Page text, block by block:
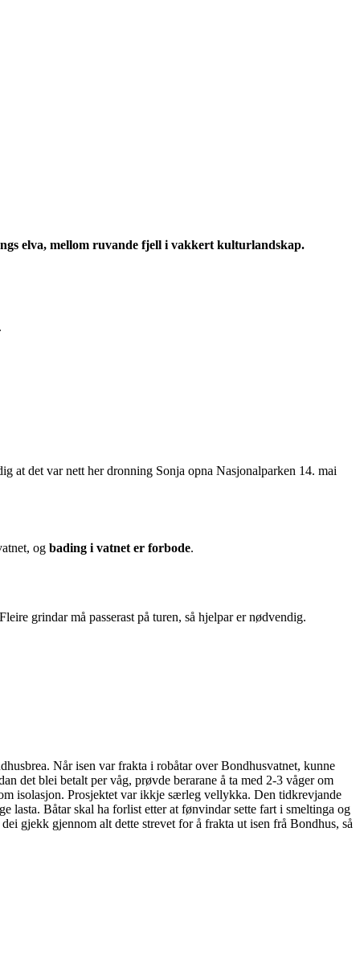
elva, mellom ruvande fjell i vakkert kulturlandskap.
at det var nett her dronning Sonja opna Nasjonalparken 14. mai
og bading i vatnet er forbode.
grindar må passerast på turen, så hjelpar er nødvendig.
Når isen var frakta i robåtar over Bondhusvatnet, kunne
det blei betalt per våg, prøvde berarane å ta med 2-3 våger om
isolasjon. Prosjektet var ikkje særleg vellykka. Den tidkrevjande
lasta. Båtar skal ha forlist etter at fønvindar sette fart i smeltinga og
gjekk gjennom alt dette strevet for å frakta ut isen frå Bondhus, så